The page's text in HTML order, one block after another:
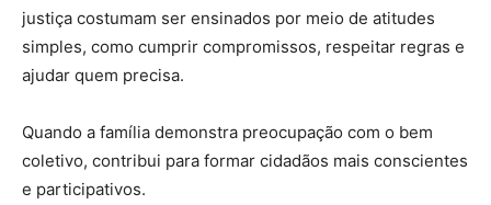
justiça costumam ser ensinados por meio de atitudes
simples, como cumprir compromissos, respeitar regras e
ajudar quem precisa.
Quando a família demonstra preocupação com o bem
coletivo, contribui para formar cidadãos mais conscientes
e participativos.